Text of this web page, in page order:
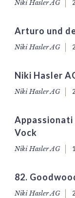
Niki Hasler AG
Arturo und
Niki Hasler AG
Niki Hasler
Niki Hasler AG
Appassionati
Vock
Niki Hasler AG
82.
Niki Hasler AG